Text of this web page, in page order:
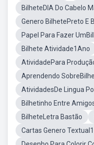
BilheteDIA Do Cabelo
Genero BilhetePreto E
Papel Para Fazer
Bilhete Atividade1Ano
AtividadePara
Aprendendo
AtividadesDe Lingua
Bilhetinho Entre
BilheteLetra Bastão
Cartas Genero